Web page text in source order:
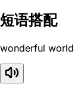
短语搭配
wonderful world